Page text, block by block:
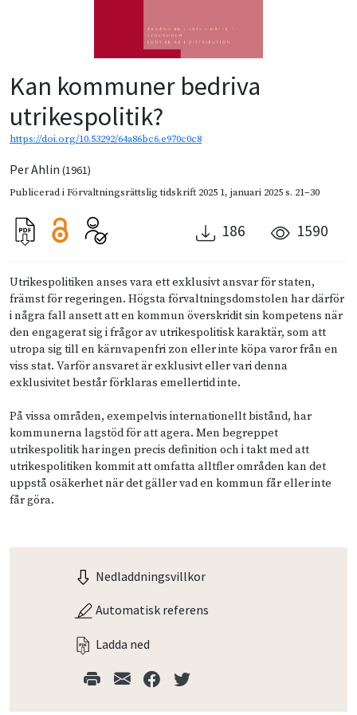
Kan kommuner bedriva
utrikespolitik?
https://doi.org/10.53292/64a86bc6.e970c0c8
Per Ahlin (1961)
Publicerad iFörvaltningsrättslig tidskrift 2025 1, januari 2025s. 21–30
186 1590
Utrikespolitiken anses vara ett exklusivt ansvar för staten,
främst för regeringen. Högsta förvaltningsdomstolen har därför
i några fall ansett att en kommun överskridit sin kompetens när
den engagerat sig i frågor av utrikespolitisk karaktär, som att
utropa sig till en kärnvapenfri zon eller inte köpa varor från en
viss stat. Varför ansvaret är exklusivt eller vari denna
exklusivitet består förklaras emellertid inte.
På vissa områden, exempelvis internationellt bistånd, har
kommunerna lagstöd för att agera. Men begreppet
utrikespolitik har ingen precis definition och i takt med att
utrikespolitiken kommit att omfatta alltfler områden kan det
uppstå osäkerhet när det gäller vad en kommun får eller inte
får göra.
Nedladdningsvillkor
Automatisk referens
Ladda ned